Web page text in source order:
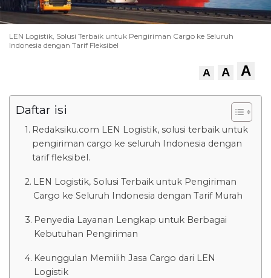
LEN Logistik, Solusi Terbaik untuk Pengiriman Cargo ke Seluruh
Indonesia dengan Tarif Fleksibel
A A A
Daftar isi
Redaksiku.com LEN Logistik, solusi terbaik untuk
pengiriman cargo ke seluruh Indonesia dengan
tarif fleksibel.
LEN Logistik, Solusi Terbaik untuk Pengiriman
Cargo ke Seluruh Indonesia dengan Tarif Murah
Penyedia Layanan Lengkap untuk Berbagai
Kebutuhan Pengiriman
Keunggulan Memilih Jasa Cargo dari LEN
Logistik